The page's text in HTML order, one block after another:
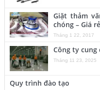
Giặt thảm
chóng – Giá
Tháng 1 22, 2017
Công ty cung
Tháng 11 23, 2025
Quy trình đào tạo